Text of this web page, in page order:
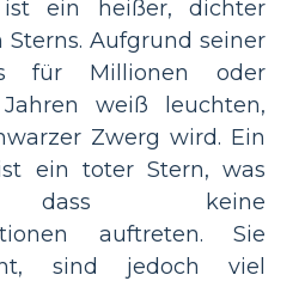
ein heißer, dichter
Sterns. Aufgrund seiner
für Millionen oder
weiß leuchten,
Zwerg wird. Ein
ein toter Stern, was
dass keine
auftreten. Sie
sind jedoch viel